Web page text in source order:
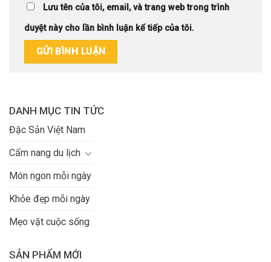
Lưu tên của tôi, email, và trang web trong trình
duyệt này cho lần bình luận kế tiếp của tôi.
DANH MỤC TIN TỨC
Đặc Sản Việt Nam
Cẩm nang du lịch
Món ngon mỗi ngày
Khỏe đẹp mỗi ngày
Mẹo vặt cuộc sống
SẢN PHẨM MỚI